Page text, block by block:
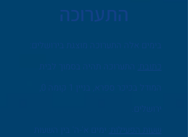
התערוכה
בימים אלה התערוכה מוצגת בירושלים:
כתובת: התערוכה תהיה בסמוך לבית
שעות הפעילות: ימים א'-ה' בין השעות